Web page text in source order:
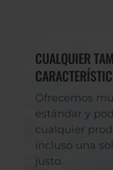
CUALQUIER
Ofrecemos
estándar y
cualquier
incluso una
justo.